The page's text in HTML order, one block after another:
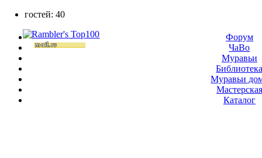
гостей: 40
Форум
ЧаВо
Муравьи
Муравьи
Мастерская
Каталог